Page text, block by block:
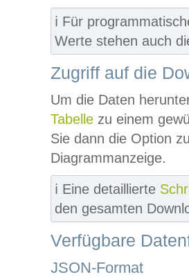
ℹ️ Für
Werte stehen auch
Zugriff auf die
Um die Daten
Tabelle zu einem
Sie dann die Option
Diagrammanzeige.
ℹ️ Eine detaillierte
den gesamten
Verfügbare
JSON-Format